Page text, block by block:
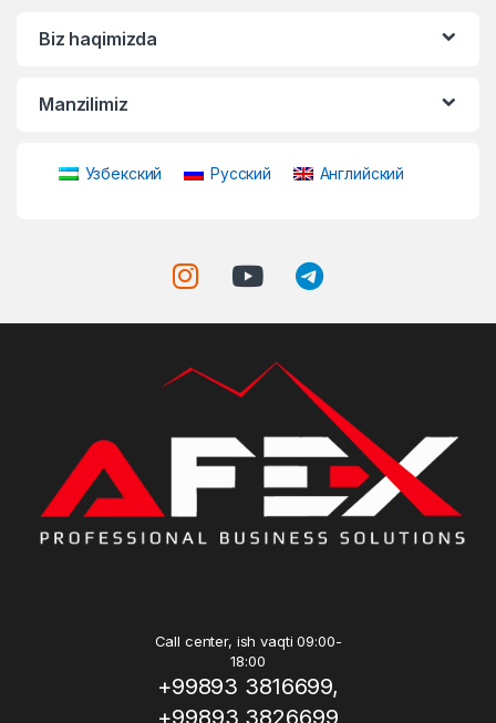
Biz haqimizda
Manzilimiz
Узбекский Русский Английский
Call center, ish vaqti 09:00-
18:00
+99893 3816699,
+99893 3826699